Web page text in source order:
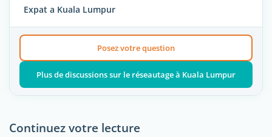
Expat a Kuala Lumpur
Posez votre question
Plus de discussions sur le réseautage à Kuala Lumpur
Continuez votre lecture